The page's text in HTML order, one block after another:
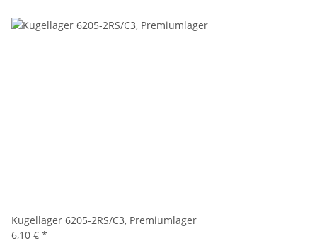
Kugellager 6205-2RS/C3, Premiumlager
6,10 € *